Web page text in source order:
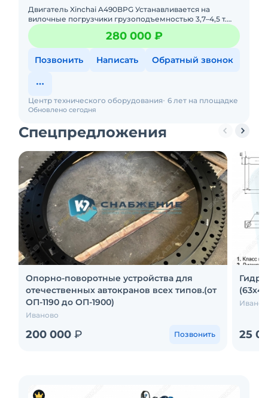
Двигатель Xinchai A490BPG Устанавливается на
вилочные погрузчики грузоподъемностью 3,7–4,5 т.
Также он может использоваться в экскаваторах,
тракторах и коммуна280 000 ₽
Позвонить Написать Обратный звонок
Обновлено сегодня
Центр технического оборудования 6 лет на площадке
Спецпредложения
Опорно-поворотные устройства для
отечественных автокранов всех типов.(от
ОП-1190 до ОП-1900)
Иваново
200 000 ₽ Позвонить 25